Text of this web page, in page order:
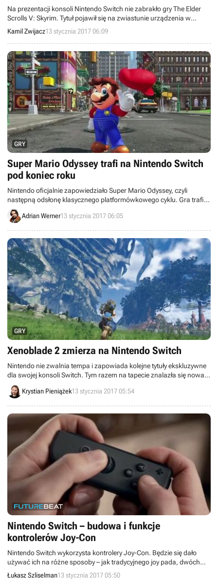
Na prezentacji konsoli Nintendo Switch nie zabrakło gry The Elder
Scrolls V: Skyrim. Tytuł pojawił się na zwiastunie urządzenia w
październiku 2016 roku, ale dopiero teraz doczekaliśmy się jego
oficjalnej zapowiedzi.
Kamil Zwijacz13 stycznia 2017 06:09
GRY
Super Mario Odyssey trafi na Nintendo Switch
pod koniec roku
Nintendo oficjalnie zapowiedziało Super Mario Odyssey, czyli
następną odsłonę klasycznego platformówkowego cyklu. Gra trafi
na konsolę Switch pod koniec tego roku.
Adrian Werner13 stycznia 2017 06:05
GRY
Xenoblade 2 zmierza na Nintendo Switch
Nintendo nie zwalnia tempa i zapowiada kolejne tytuły ekskluzywne
dla swojej konsoli Switch. Tym razem na tapecie znalazła się nowa
odsłona serii Xenoblade, tworzona oczywiście przez studio Monolith
Software.Krystian Pieniążek13 stycznia 2017 05:54
Nintendo Switch – budowa i funkcje
kontrolerów Joy-Con
Nintendo Switch wykorzysta kontrolery Joy-Con. Będzie się dało
używać ich na różne sposoby – jak tradycyjnego joy pada, dwóch
minipadów lub handhelda. Dodatkowo mają one służyć jako
Łukasz Szliselman13 stycznia 2017 05:50